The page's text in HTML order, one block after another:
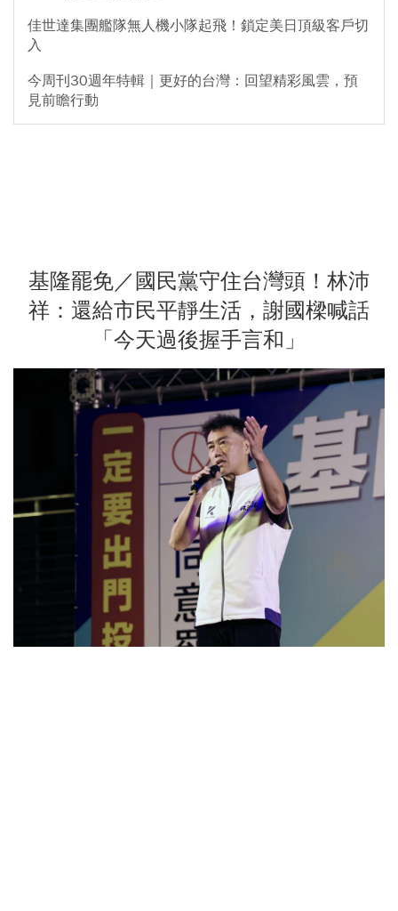
佳世達集團艦隊無人機小隊起飛！鎖定美日頂級客戶切
入
今周刊30週年特輯｜更好的台灣：回望精彩風雲，預
見前瞻行動
基隆罷免／國民黨守住台灣頭！林沛
祥：還給市民平靜生活，謝國樑喊話
「今天過後握手言和」